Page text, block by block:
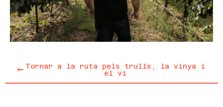
Tornar a la ruta pels trulls, la vinya i
el vi